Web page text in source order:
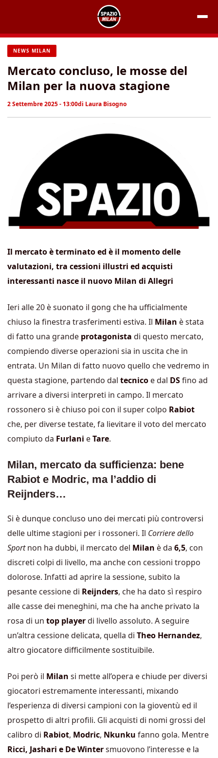
contenuto
NEWS MILAN
Mercato concluso, le mosse del
Milan per la nuova stagione
2 Settembre 2025 - 13:00di Laura Bisogno
Il mercato è terminato ed è il momento delle
valutazioni, tra cessioni illustri ed acquisti
interessanti nasce il nuovo Milan di Allegri
Ieri alle 20 è suonato il gong che ha ufficialmente
chiuso la finestra trasferimenti estiva. Il Milan è stata
di fatto una grande protagonista di questo mercato,
compiendo diverse operazioni sia in uscita che in
entrata. Un Milan di fatto nuovo quello che vedremo in
questa stagione, partendo dal tecnico e dal DSfino ad
arrivare a diversi interpreti in campo. Il mercato
rossonero si è chiuso poi con il super colpo Rabiot
che, per diverse testate, fa lievitare il voto del mercato
compiuto da Furlani eTare.
Milan, mercato da sufficienza: bene
Rabiot e Modric, ma l’addio di
Reijnders…
Si è dunque concluso uno dei mercati più controversi
delle ultime stagioni per i rossoneri. Il Corriere dello
Sportnon ha dubbi, il mercato del Milan è da 6,5, con
discreti colpi di livello, ma anche con cessioni troppo
dolorose. Infatti ad aprire la sessione, subito la
pesante cessione di Reijnders, che ha dato sì respiro
alle casse dei meneghini, ma che ha anche privato la
rosa di un top playerdi livello assoluto. A seguire
un’altra cessione delicata, quella di Theo Hernandez,
altro giocatore difficilmente sostituibile.
Poi però il Milan si mette all’opera e chiude per diversi
giocatori estremamente interessanti, mixando
l’esperienza di diversi campioni con la gioventù ed il
prospetto di altri profili. Gli acquisti di nomi grossi del
calibro di Rabiot, Modric, Nkunku fanno gola. Mentre
Ricci, Jashari e De Wintersmuovono l’interesse e la